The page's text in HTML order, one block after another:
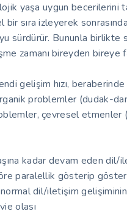
yaşa uygun becerilerini
sıra izleyerek
sürdürür. Bununla birlikte
zamanı bireyden bireye
gelişim hızı,
problemler (dudak-
çevresel
kadar devam eden dil/
paralellik gösterip
normal dil/iletişim
olası